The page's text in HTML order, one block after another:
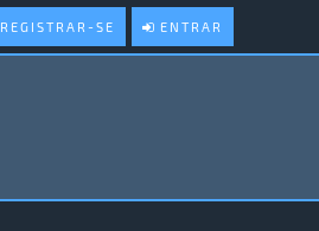
ENTRAR
REGISTRAR-SE